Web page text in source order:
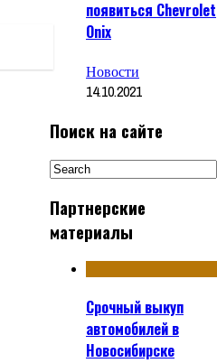
появиться Chevrolet
Onix
Новости
14.10.2021
Поиск на сайте
Партнерские
материалы
Срочный выкуп
автомобилей в
Новосибирске